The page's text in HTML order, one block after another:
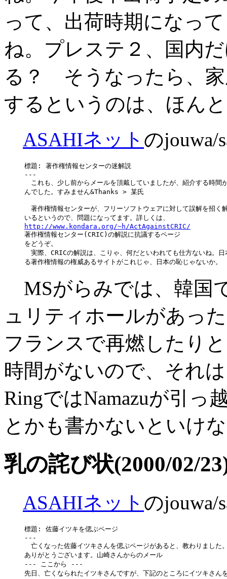
って、出荷時期になっ
ね。プレステ２、国内
る？ そうなったら、家
するというのは、ほん
ASAHIネット のjouwa/
標題: 著作権情報センターの迷解説
---
これも、少し前からメールを頂戴していましたが、紹介する時間
んでした。すみません&Thanks > 某氏
著作権情報センターが、フリーソフトウェアに対して誤解を招く
http://www.kondara.org/~h/ActAgainstCRIC/
著作権情報センター(CRIC)の解説に抗議するページ
をどうぞ。
実際、CRICの解説は、こりゃ、何だといわれても仕方ないね。日
MSがらみでは、韓国
ュリティホールがあっ
フランスで再燃したり
時間がないので、それ
RingではNamazuが引っ
とかも書かないといけ
乳の詫び状(2000/02/
ASAHIネット のjouwa/
標題: 佐藤イツキを偲ぶページ
---
亡くなった佐藤イツキさんを偲ぶページがあると、教わりました
ありがとうございます。山崎さんからのメール
--- ここから ---
先日、亡くなられたイツキさんですが、下記のところにイツキさん